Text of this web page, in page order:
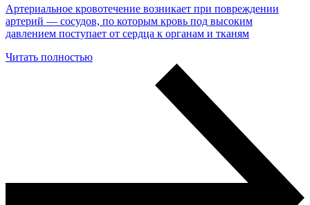
Артериальное кровотечение возникает при повреждении
артерий — сосудов, по которым кровь под высоким
давлением поступает от сердца к органам и тканям
Читать полностью